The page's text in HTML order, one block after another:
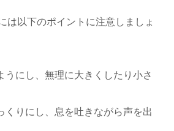
は以下のポイントに注意しましょ
うにし、無理に大きくしたり小さ
くりにし、息を吐きながら声を出